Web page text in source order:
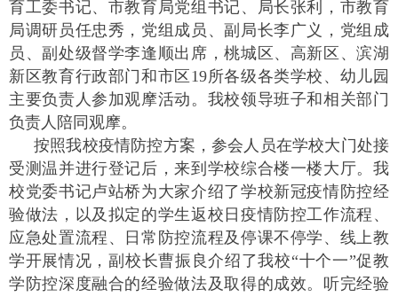
育工委书记、市教育局党组书记、局长张利，市教育
局调研员任忠秀，党组成员、副局长李广义，党组成
员、副处级督学李逢顺出席，桃城区、高新区、滨湖
新区教育行政部门和市区19所各级各类学校、幼儿园
主要负责人参加观摩活动。我校领导班子和相关部门
负责人陪同观摩。
按照我校疫情防控方案，参会人员在学校大门处接
受测温并进行登记后，来到学校综合楼一楼大厅。我
校党委书记卢站桥为大家介绍了学校新冠疫情防控经
验做法，以及拟定的学生返校日疫情防控工作流程、
应急处置流程、日常防控流程及停课不停学、线上教
学开展情况，副校长曹振良介绍了我校“十个一”促教
学防控深度融合的经验做法及取得的成效。听完经验